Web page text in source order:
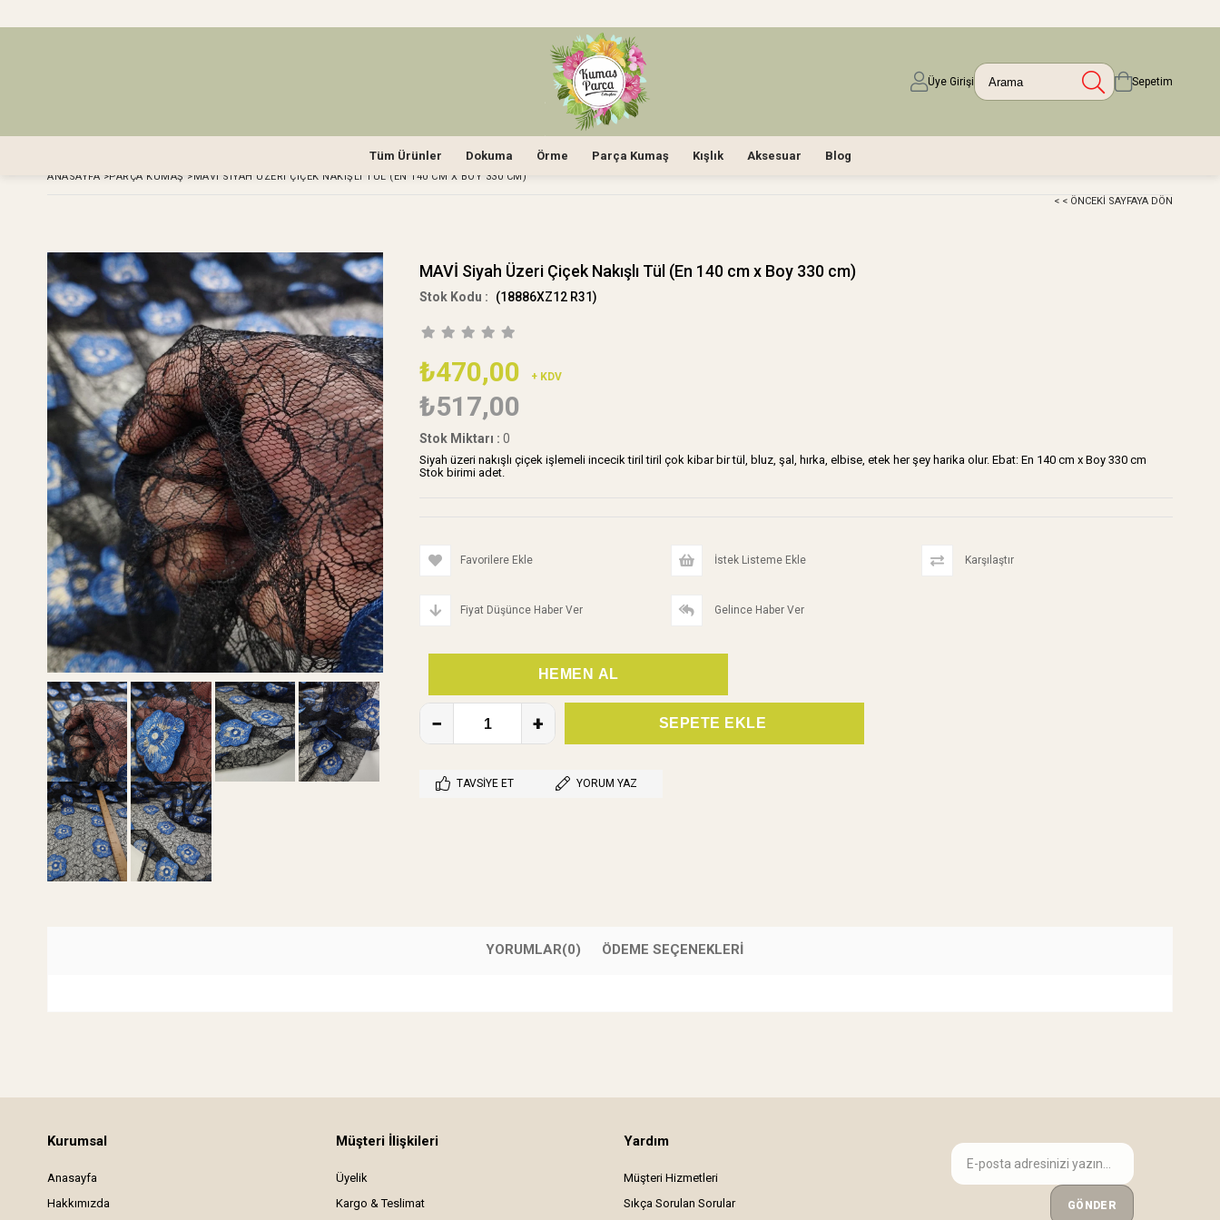
Üye Girişi Sepetim
Tüm Ürünler Dokuma Örme Parça Kumaş Kışlık Aksesuar Blog
ANASAYFA >PARÇA KUMAŞ >MAVİ SIYAH ÜZERI ÇIÇEK NAKIŞLI TÜL (EN 140 CM X BOY 330 CM)
< < ÖNCEKI SAYFAYA DÖN
MAVİ Siyah Üzeri Çiçek Nakışlı Tül (En 140 cm x Boy 330 cm)
(18886XZ12 R31)
₺470,00 + KDV
₺517,00
Stok Miktarı : 0
Siyah üzeri nakışlı çiçek işlemeli incecik tiril tiril çok kibar bir tül, bluz, şal, hırka, elbise, etek her şey harika olur. Ebat: En 140 cm x Boy 330 cm
Stok birimi adet.
Favorilere Ekle İstek Listeme Ekle Karşılaştır
Fiyat Düşünce Haber Ver Gelince Haber Ver
TAVSIYE ET YORUM YAZ
YORUMLAR(0) ÖDEME SEÇENEKLERI
Kurumsal
Anasayfa
Hakkımızda
Müşteri İlişkileri
Üyelik
Kargo & Teslimat
Yardım
Müşteri Hizmetleri
Sıkça Sorulan Sorular
GÖNDER